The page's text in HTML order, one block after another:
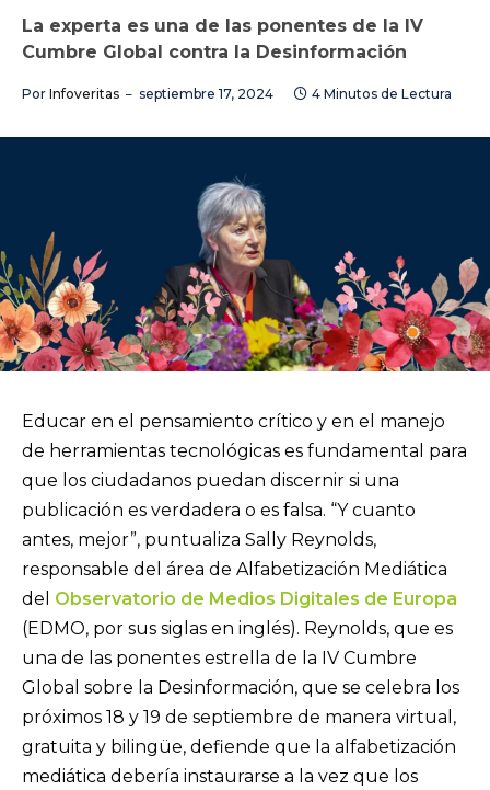
La experta es una de las ponentes de la IV
Cumbre Global contra la Desinformación
Por Infoveritas septiembre 17, 2024 4 Minutos de Lectura
Educar en el pensamiento crítico y en el manejo
de herramientas tecnológicas es fundamental para
que los ciudadanos puedan discernir si una
publicación es verdadera o es falsa. “Y cuanto
antes, mejor”, puntualiza Sally Reynolds,
responsable del área de Alfabetización Mediática
del Observatorio de Medios Digitales de Europa
(EDMO, por sus siglas en inglés). Reynolds, que es
una de las ponentes estrella de la IV Cumbre
Global sobre la Desinformación, que se celebra los
próximos 18 y 19 de septiembre de manera virtual,
gratuita y bilingüe, defiende que la alfabetización
mediática debería instaurarse a la vez que los